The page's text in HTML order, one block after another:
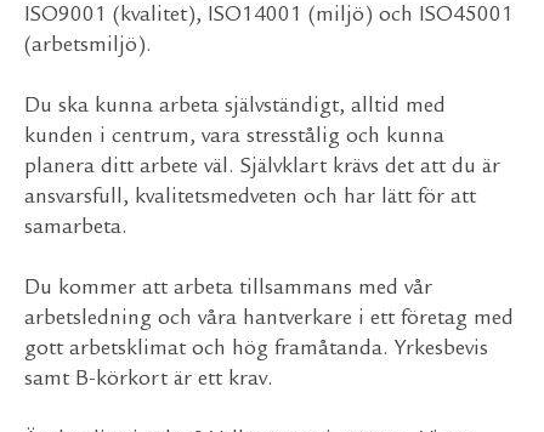
ISO9001 (kvalitet), ISO14001 (miljö) och ISO45001
(arbetsmiljö).
Du ska kunna arbeta självständigt, alltid med
kunden i centrum, vara stresstålig och kunna
planera ditt arbete väl. Självklart krävs det att du är
ansvarsfull, kvalitetsmedveten och har lätt för att
samarbeta.
Du kommer att arbeta tillsammans med vår
arbetsledning och våra hantverkare i ett företag med
gott arbetsklimat och hög framåtanda. Yrkesbevis
samt B-körkort är ett krav.